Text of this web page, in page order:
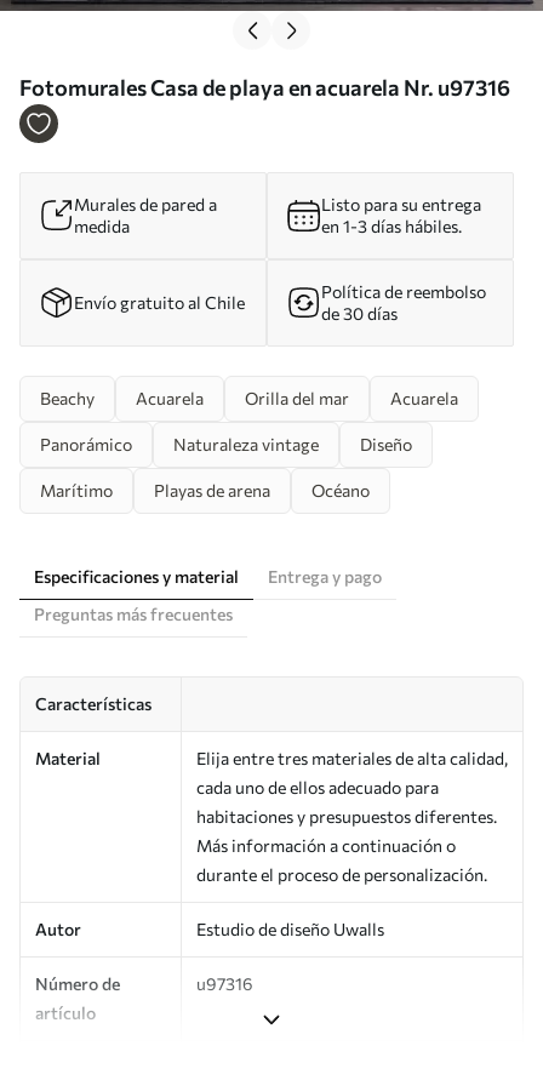
Fotomurales Casa de playa en acuarela Nr. u97316
Murales de pared a
medida
Listo para su entrega
en 1-3 días hábiles.
Envío gratuito al Chile
Política de reembolso
de 30 días
Beachy Acuarela Orilla del mar Acuarela
Panorámico Naturaleza vintage Diseño
Marítimo Playas de arena Océano
Especificaciones y material
Entrega y pago
Preguntas más frecuentes
Características
Material
Elija entre tres materiales de alta calidad,
cada uno de ellos adecuado para
habitaciones y presupuestos diferentes.
Más información a continuación o
durante el proceso de personalización.
Autor Estudio de diseño Uwalls
Número de
artículo
u97316